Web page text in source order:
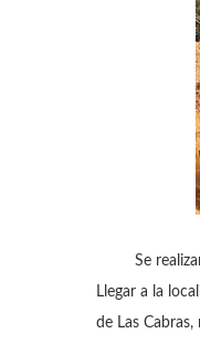
Se
Llegar a la
de Las